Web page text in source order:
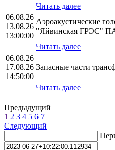
Читать далее
06.08.26
13.08.26
13:00:00
Аэроакустические
"Яйвинская ГРЭС"
Читать далее
06.08.26
17.08.26
14:50:00
Запасные части
Читать далее
Предыдущий
1 2 3 4 5 6 7
Следующий